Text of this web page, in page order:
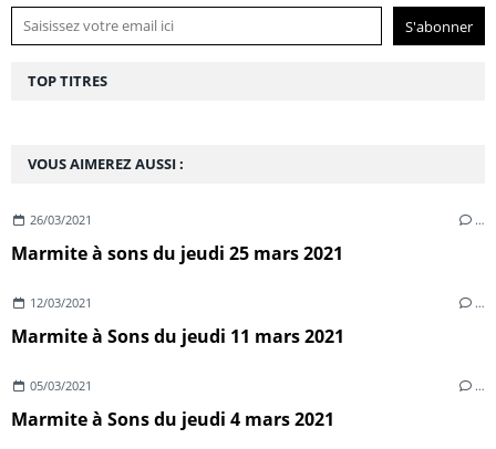
VOUS AIMEREZ AUSSI :
26/03/2021 …
Marmite à sons du jeudi 25 mars 2021
12/03/2021 …
Marmite à Sons du jeudi 11 mars 2021
05/03/2021 …
Marmite à Sons du jeudi 4 mars 2021
TOP TITRES